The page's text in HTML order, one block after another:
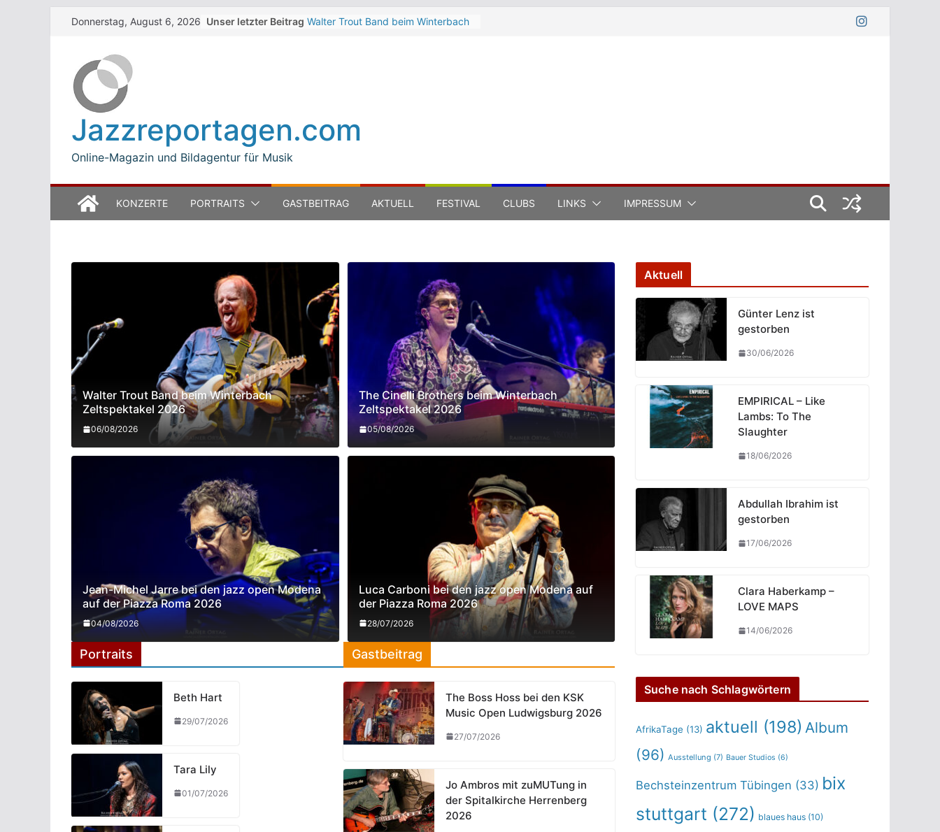
SkipDonnerstag, August 6, 2026 Unser letzter Beitrag Walter Trout Band beim Winterbach
Modena auf der Piazza Roma 2026
Jazzreportagen.com
Online-Magazin und Bildagentur für Musik
KONZERTE PORTRAITS GASTBEITRAG AKTUELL FESTIVAL CLUBS LINKS IMPRESSUM
Walter Trout Band beim Winterbach
Zeltspektakel 2026
06/08/2026
The Cinelli Brothers beim Winterbach
Zeltspektakel 2026
05/08/2026
Jean-Michel Jarre bei den jazz open Modena
auf der Piazza Roma 2026
04/08/2026
Luca Carboni bei den jazz open Modena auf
der Piazza Roma 2026
28/07/2026
Portraits
Beth Hart
29/07/2026
Tara Lily
01/07/2026
Gastbeitrag
The Boss Hoss bei den KSK
Music Open Ludwigsburg 2026
27/07/2026
Jo Ambros mit zuMUTung in
der Spitalkirche Herrenberg
2026
Aktuell
Günter Lenz ist
gestorben
30/06/2026
EMPIRICAL – Like
Lambs: To The
Slaughter
18/06/2026
Abdullah Ibrahim ist
gestorben
17/06/2026
Clara Haberkamp –
LOVE MAPS
14/06/2026
Suche nach Schlagwörtern
AfrikaTage (13) aktuell (198) Album
(96) Ausstellung (7) Bauer Studios (6)
Bechsteinzentrum Tübingen (33) bix
stuttgart (272) blaues haus (10)